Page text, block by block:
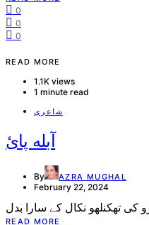
0
0
0
READ MORE
1.1K views
1 minute read
شاعری
آبله پائ
By AZRA MUGHAL
February 22, 2024
READ MORE